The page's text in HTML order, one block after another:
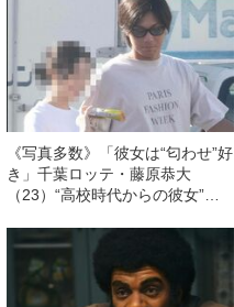
《写真多数》「彼女は“匂わせ”好
き」千葉ロッテ・藤原恭大
（23）“高校時代からの彼女”と
は愛犬と一緒に…」